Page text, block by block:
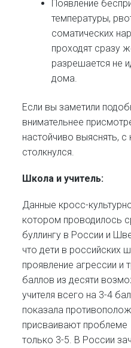
Появление
температуры,
соматических
проходят сразу
разрешается не
дома.
Если вы заметили
внимательнее
настойчиво выяснять,
столкнулся.
Школа и учитель:
Данные кросс-
котором проводилось
буллингу в России и
что дети в российских
проявление агрессии и
баллов из десяти
учителя всего на 3-4
показала
присваивают проблеме
только 3-5. В России